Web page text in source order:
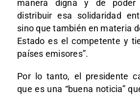
manera digna y de poder
distribuir esa solidaridad
sino que también en materia
Estado es el competente y
países emisores”.
Por lo tanto, el presidente
que es una “buena noticia”